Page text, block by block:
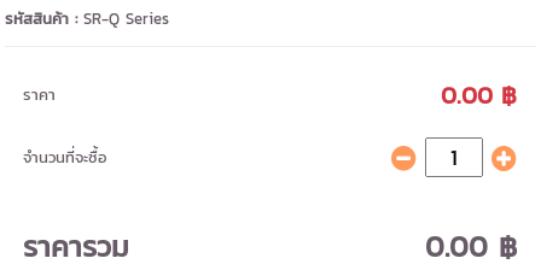
รหัสสินค้า :SR-Q Series
ราคา 0.00 ฿
จำนวนที่จะซื้อ
ราคารวม 0.00 ฿